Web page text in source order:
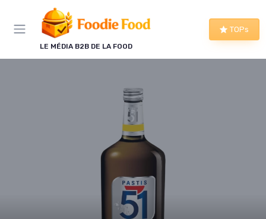
LE MÉDIA B2B DE LA FOOD
TOPs
Panneau de gestion des cookies